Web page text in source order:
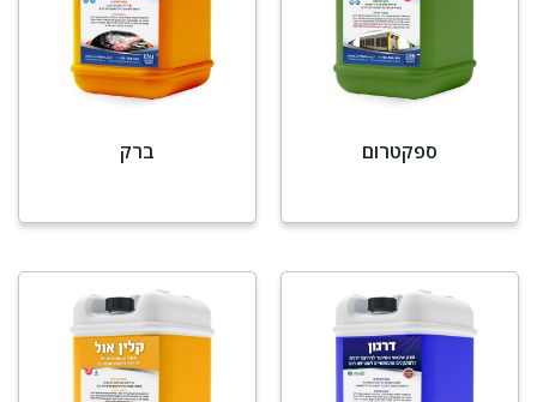
ספקטרום ברק